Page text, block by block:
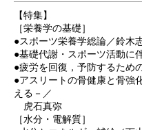
【特集】
［栄養学の基礎］
●スポーツ栄養学総論／鈴木
●基礎代謝・スポーツ活動に
●疲労を回復，予防するため
●アスリートの骨健康と骨強
える－／
虎石真弥
［水分・電解質］